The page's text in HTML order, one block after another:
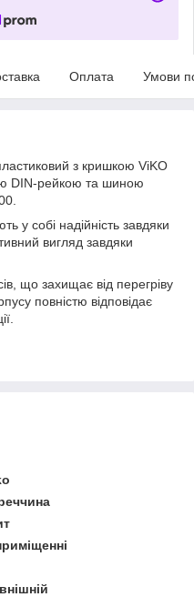
Оплата Умови
з кришкою ViKO
DIN-рейкою та шиною
у собі надійність завдяки
вигляд завдяки
що захищає від перегріву
повністю відповідає